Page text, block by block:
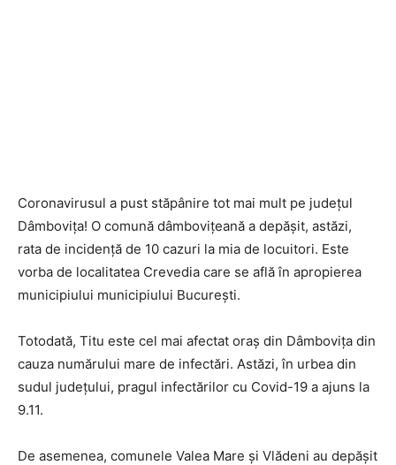
Coronavirusul a pust stăpânire tot mai mult pe județul
Dâmbovița! O comună dâmbovițeană a depășit, astăzi,
rata de incidență de 10 cazuri la mia de locuitori. Este
vorba de localitatea Crevedia care se află în apropierea
municipiului municipiului București.
Totodată, Titu este cel mai afectat oraș din Dâmbovița din
cauza numărului mare de infectări. Astăzi, în urbea din
sudul județului, pragul infectărilor cu Covid-19 a ajuns la
9.11.
De asemenea, comunele Valea Mare și Vlădeni au depășit